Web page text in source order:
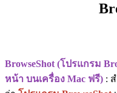
BrowseShot (โปรแกรม
หน้า บนเครื่อง Mac ฟรี) :